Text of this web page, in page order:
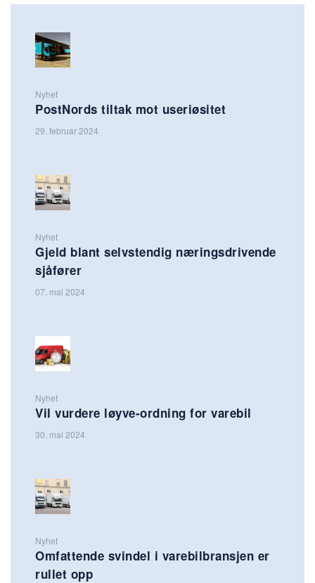
Nyhet
PostNords tiltak mot useriøsitet
29. februar 2024
Nyhet
Gjeld blant selvstendig næringsdrivende
sjåfører
07. mai 2024
Nyhet
Vil vurdere løyve-ordning for varebil
30. mai 2024
Nyhet
Omfattende svindel i varebilbransjen er
rullet opp